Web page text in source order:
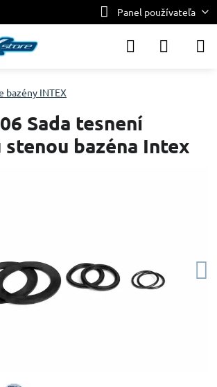
Panel používateľa
bazény INTEX
Sada tesnení
bazéna Intex